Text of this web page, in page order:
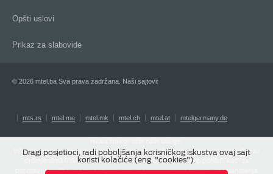
Dragi posjetioci, radi poboljšanja korisničkog iskustva ovaj sajt
koristi kolačiće (eng. "cookies").
Opšti uslovi
Prikaz za slabovide
© 2026 mtel.ba Sva prava zadržana. Naši sajtovi:
mts.rs mtel.me mtel.mk mtel.ch mtel.at mtelgermany.de
Informacije na službenim stranicama m:tel-a su informativne prirode i podložne su
promjenama u svakom trenutku. Za informacije o webshop ponudi, kao i za
potvrdu narudžbe, bićete pozvani u najkraćem mogućem roku nakon podnošenja